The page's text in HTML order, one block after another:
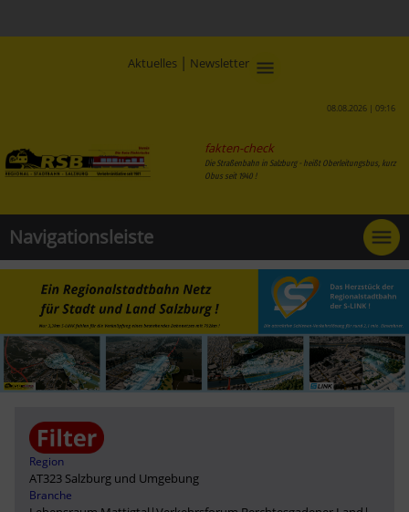
Aktuelles | Newsletter
08.08.2026 | 09:16
fakten-check
Die Straßenbahn in Salzburg - heißt Oberleitungsbus, kurz
Obus seit 1940 !
Navigationsleiste
Region
AT323 Salzburg und Umgebung
Branche